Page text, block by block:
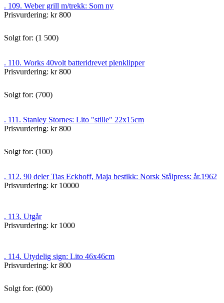
. 109. Weber grill m/trekk: Som ny
Prisvurdering: kr 800
Solgt for: (1 500)
. 110. Works 40volt batteridrevet plenklipper
Prisvurdering: kr 800
Solgt for: (700)
. 111. Stanley Stornes: Lito "stille" 22x15cm
Prisvurdering: kr 800
Solgt for: (100)
. 112. 90 deler Tias Eckhoff, Maja bestikk: Norsk Stålpress: år.1962
Prisvurdering: kr 10000
. 113. Utgår
Prisvurdering: kr 1000
. 114. Utydelig sign: Lito 46x46cm
Prisvurdering: kr 800
Solgt for: (600)